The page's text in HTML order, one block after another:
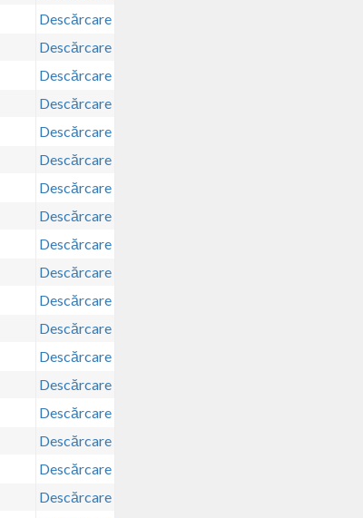
Descărcare
Descărcare
Descărcare
Descărcare
Descărcare
Descărcare
Descărcare
Descărcare
Descărcare
Descărcare
Descărcare
Descărcare
Descărcare
Descărcare
Descărcare
Descărcare
Descărcare
Descărcare